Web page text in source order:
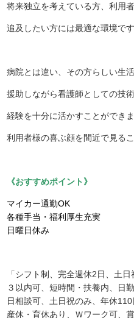
将来独立を考えている方、利用
追及したい方には最適な環境です
病院とは違い、その方らしい生
援助しながら看護師としての技術
経験を十分に活かすことができま
利用者様の喜ぶ顔を間近で見る
《おすすめポイント》
マイカー通勤OK
各種手当・福利厚生充実
日曜日休み
「シフト制、完全週休2日、土
３以内可、短時間・扶養内、日
日相談可、土日祝のみ、年休
産休・育休あり、Ｗワーク可、